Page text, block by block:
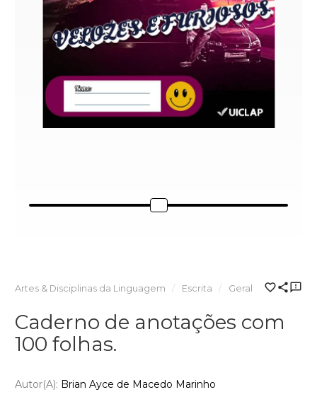
Artes & Disciplinas da Linguagem Escrita Geral
Caderno de anotações com
100 folhas.
Autor(a): Brian Ayce de Macedo Marinho